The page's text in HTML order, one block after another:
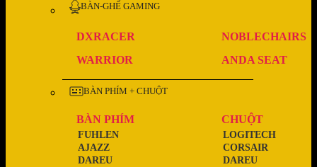
BÀN-GHẾ GAMING
DXRACER
NOBLECHAIRS
WARRIOR
ANDA SEAT
BÀN PHÍM + CHUỘT
BÀN PHÍM
DAREU
AJAZZ
FUHLEN
CHUỘT
DAREU
CORSAIR
LOGITECH